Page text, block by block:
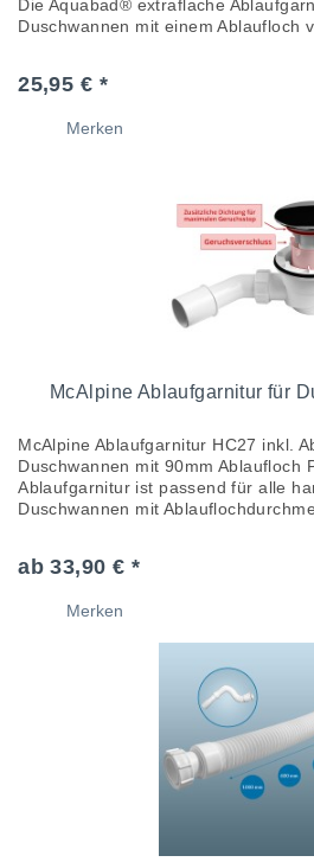
Die Aquabad® extraflache
Duschwannen mit einem Ablaufloch
25,95 € *
Merken
McAlpine Ablaufgarnitur für
McAlpine Ablaufgarnitur HC27 inkl.
Duschwannen mit 90mm Ablaufloch
Ablaufgarnitur ist passend für alle
Duschwannen mit
ab 33,90 € *
Merken